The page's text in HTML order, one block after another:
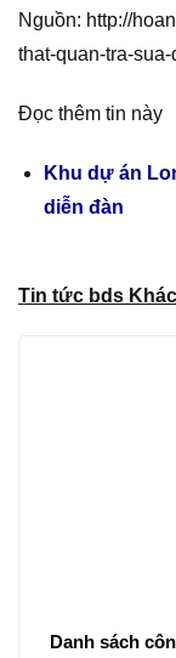
Nguồn: http://
that-quan-tra-
Đọc thêm tin này
Khu dự án
diễn đàn
Tin tức bds
Danh sách